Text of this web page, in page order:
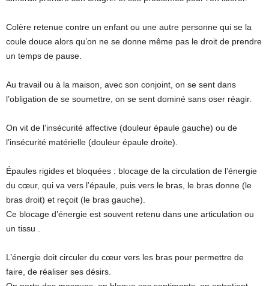
Colère retenue contre un enfant ou une autre personne qui se la
coule douce alors qu’on ne se donne même pas le droit de prendre
un temps de pause.
Au travail ou à la maison, avec son conjoint, on se sent dans
l’obligation de se soumettre, on se sent dominé sans oser réagir.
On vit de l’insécurité affective (douleur épaule gauche) ou de
l’insécurité matérielle (douleur épaule droite).
Épaules rigides et bloquées : blocage de la circulation de l’énergie
du cœur, qui va vers l’épaule, puis vers le bras, le bras donne (le
bras droit) et reçoit (le bras gauche).
Ce blocage d’énergie est souvent retenu dans une articulation ou
un tissu .
L’énergie doit circuler du cœur vers les bras pour permettre de
faire, de réaliser ses désirs.